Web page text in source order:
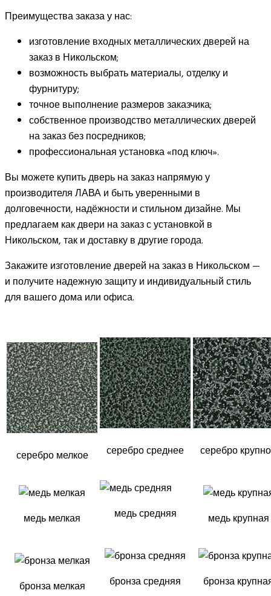
Преимущества заказа у нас:
изготовление входных металлических дверей на
заказ в Никольском;
возможность выбрать материалы, отделку и
фурнитуру;
точное выполнение размеров заказчика;
собственное производство металлических дверей
на заказ без посредников;
профессиональная установка «под ключ».
Вы можете купить дверь на заказ напрямую у
производителя ЛАВА и быть уверенными в
долговечности, надёжности и стильном дизайне. Мы
предлагаем как двери на заказ с установкой в
Никольском, так и доставку в другие города.
Закажите изготовление дверей на заказ в Никольском —
и получите надежную защиту и индивидуальный стиль
для вашего дома или офиса.
серебро мелкое серебро среднее серебро
медь мелкая медь средняя медь крупная
бронза мелкая бронза средняя бронза